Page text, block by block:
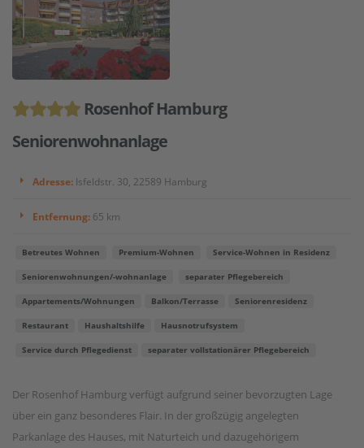
Rosenhof Hamburg
Seniorenwohnanlage
Adresse: Isfeldstr. 30, 22589 Hamburg
Entfernung: 65 km
Betreutes Wohnen Premium-Wohnen Service-Wohnen in Residenz
Seniorenwohnungen/-wohnanlage separater Pflegebereich
Appartements/Wohnungen Balkon/Terrasse Seniorenresidenz
Restaurant Haushaltshilfe Hausnotrufsystem
Service durch Pflegedienst separater vollstationärer Pflegebereich
Der Rosenhof Hamburg verfügt aufgrund seiner bevorzugten Lage
über ein ganz besonderes Flair. In der großzügig angelegten
Parkanlage des Hauses, mit Naturteich und dazugehörigem